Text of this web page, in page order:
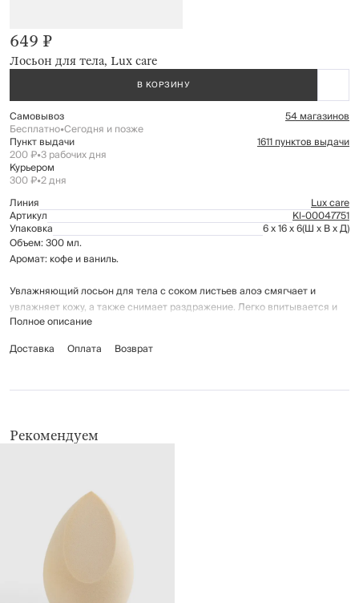
Лосьон для тела, Lux care
649 ₽
В КОРЗИНУ
Самовывоз 54 магазинов
Бесплатно•Сегодня и позже
Пункт выдачи 1611 пунктов выдачи
200 ₽•3 рабочих дня
Курьером
300 ₽•2 дня
Линия
Lux care
Артикул Kl-00047751
Упаковка 6 x 16 x 6(Ш x В x Д)
Объем: 300 мл.
Аромат: кофе и ваниль.
Увлажняющий лосьон для тела с соком листьев алоэ смягчает и
увлажняет кожу, а также снимает раздражение. Легко впитывается и
бережно восстанавливает естественный барьер кожи.
Рекомендации по использованию и состав указаны на упаковке.
Полное описание
Доставка
Оплата Возврат
Рекомендуем